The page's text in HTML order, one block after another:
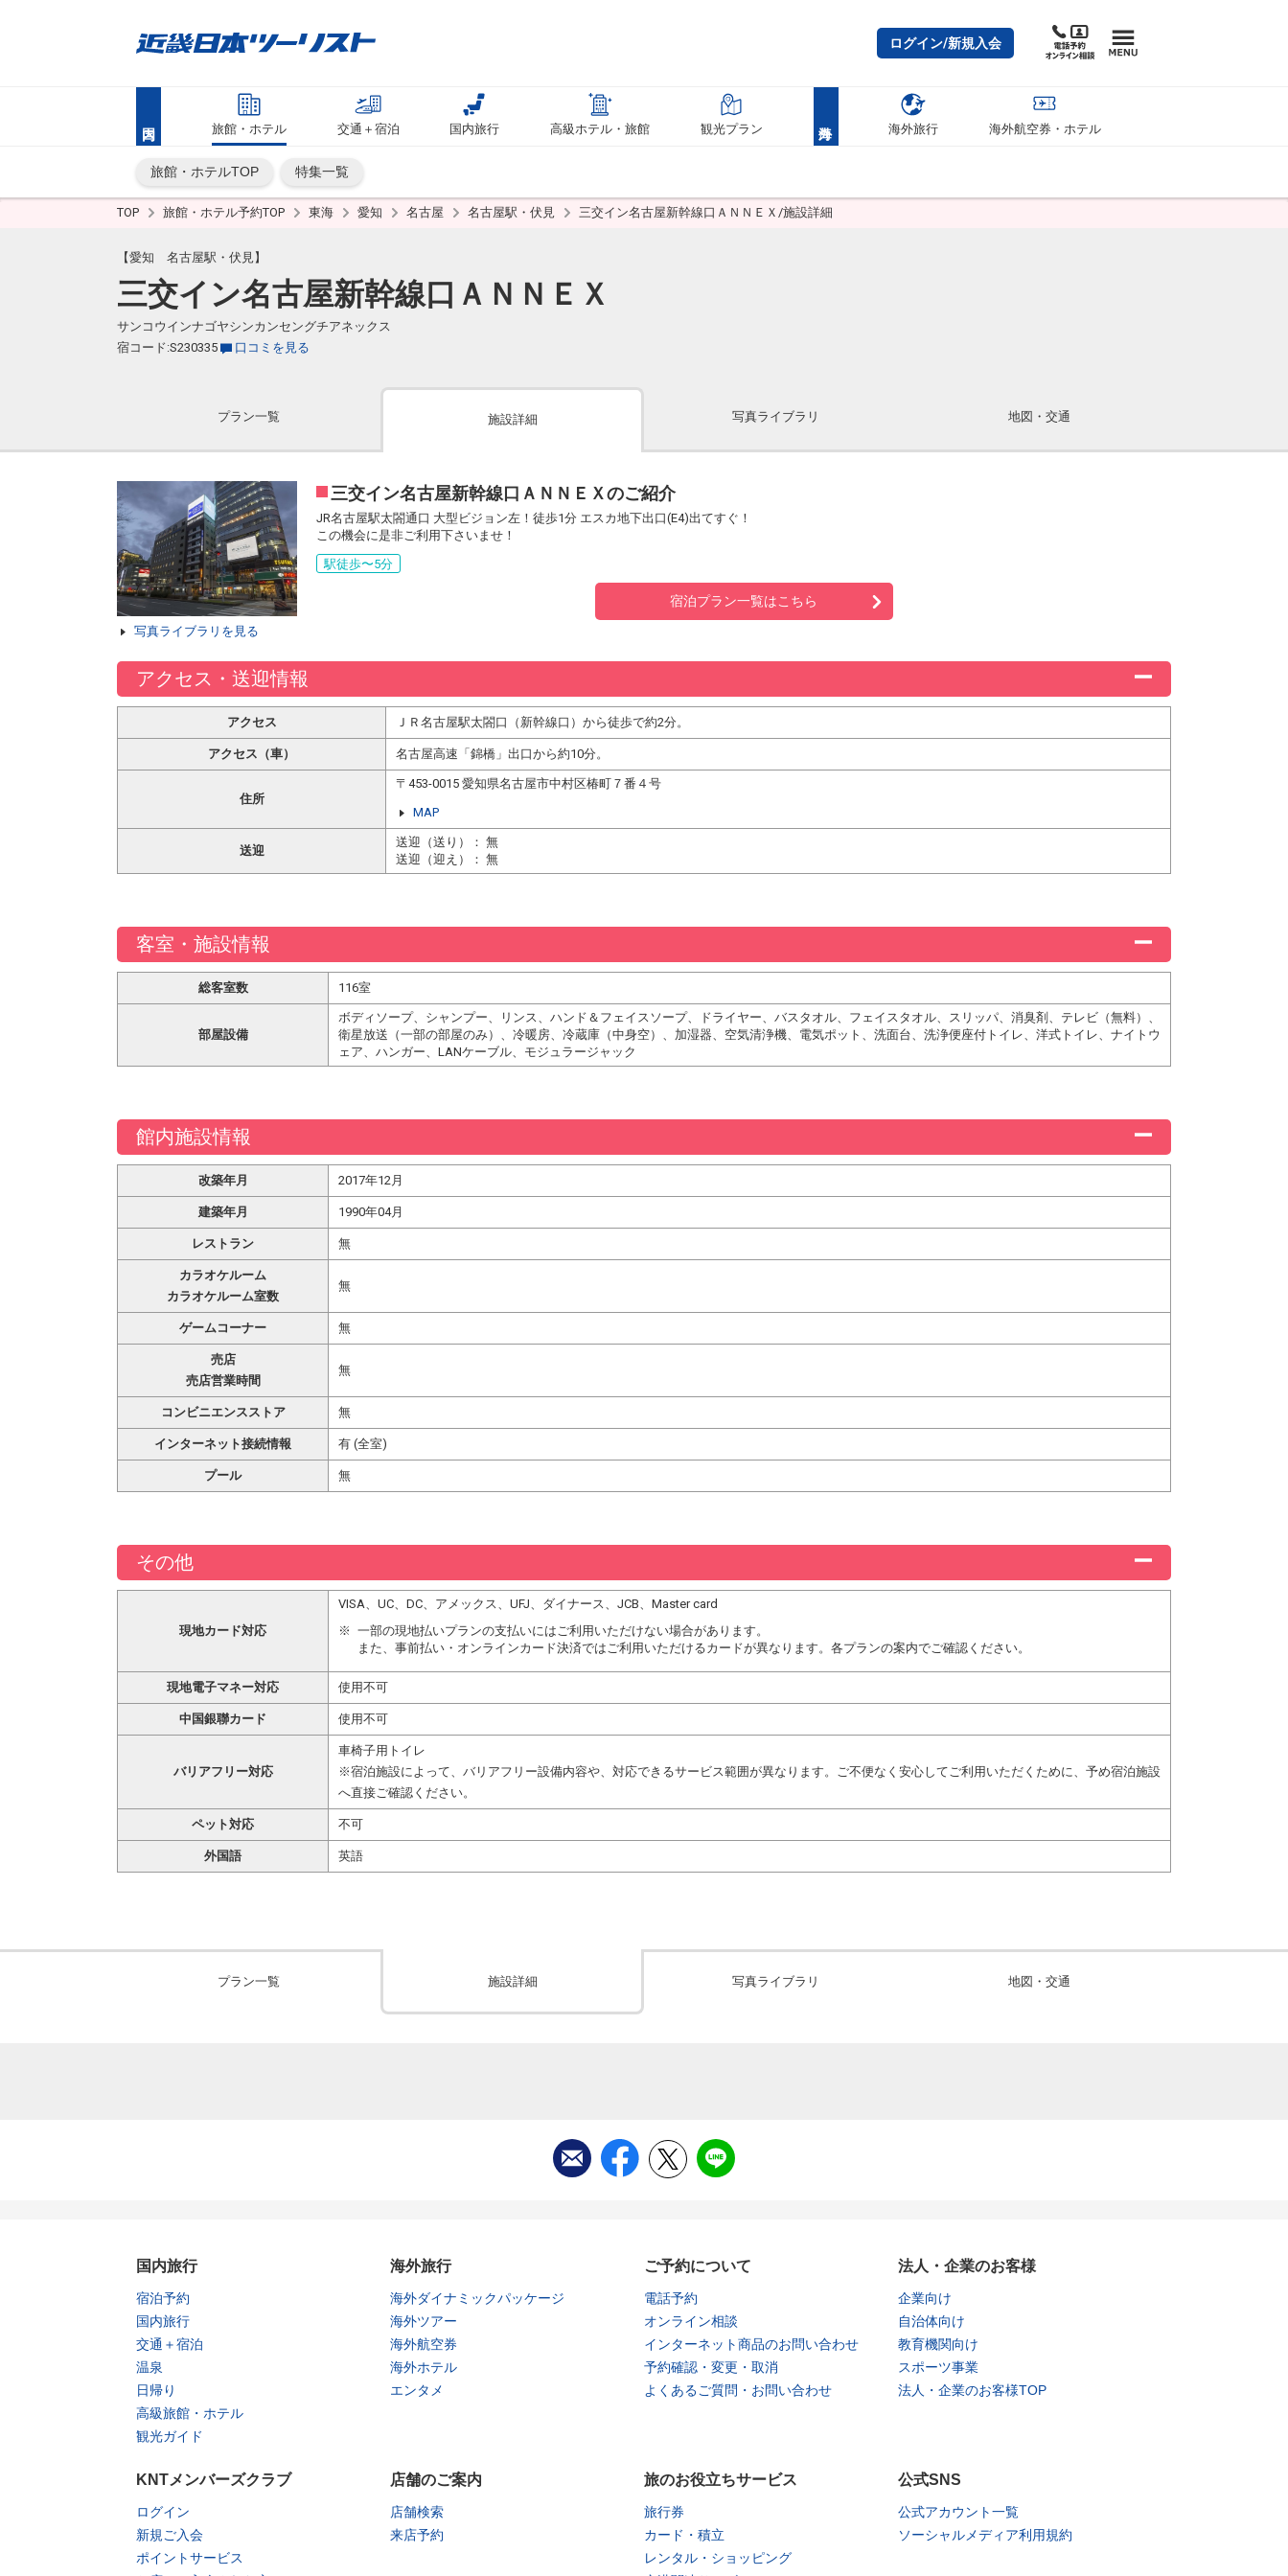
ログイン/新規入会
旅館・ホテル 交通＋宿泊 国内旅行 高級ホテル・旅館 観光プラン 海外旅行 海外航空券・ホテル
旅館・ホテルTOP 特集一覧
TOP 旅館・ホテル予約TOP 東海 愛知 名古屋 名古屋駅・伏見 三交イン名古屋新幹線口ＡＮＮＥＸ/施設詳細
【愛知 名古屋駅・伏見】
三交イン名古屋新幹線口ＡＮＮＥＸ
サンコウインナゴヤシンカンセングチアネックス
宿コード:S230335
口コミを見る
プラン一覧 施設詳細 写真ライブラリ 地図・交通
写真ライブラリを見る
三交イン名古屋新幹線口ＡＮＮＥＸのご紹介
JR名古屋駅太閤通口 大型ビジョン左！徒歩1分 エスカ地下出口(E4)出てすぐ！
この機会に是非ご利用下さいませ！
駅徒歩〜5分
宿泊プラン一覧はこちら
アクセス・送迎情報
アクセス ＪＲ名古屋駅太閤口（新幹線口）から徒歩で約2分。
アクセス（車） 名古屋高速「錦橋」出口から約10分。
住所
〒453-0015 愛知県名古屋市中村区椿町７番４号
MAP
送迎
送迎（送り）： 無
送迎（迎え）： 無
客室・施設情報
総客室数 116室
部屋設備
ボディソープ、シャンプー、リンス、ハンド＆フェイスソープ、ドライヤー、バスタオル、フェイスタオル、スリッパ、消臭剤、テレビ（無料）、
衛星放送（一部の部屋のみ）、冷暖房、冷蔵庫（中身空）、加湿器、空気清浄機、電気ポット、洗面台、洗浄便座付トイレ、洋式トイレ、ナイトウ
ェア、ハンガー、LANケーブル、モジュラージャック
館内施設情報
改築年月 2017年12月
建築年月 1990年04月
レストラン 無
カラオケルーム
カラオケルーム室数
無
ゲームコーナー 無
売店
売店営業時間
無
コンビニエンスストア 無
インターネット接続情報 有 (全室)
プール 無
その他
現地カード対応
VISA、UC、DC、アメックス、UFJ、ダイナース、JCB、Master card
一部の現地払いプランの支払いにはご利用いただけない場合があります。
また、事前払い・オンラインカード決済ではご利用いただけるカードが異なります。各プランの案内でご確認ください。
現地電子マネー対応 使用不可
中国銀聯カード 使用不可
バリアフリー対応
車椅子用トイレ
※宿泊施設によって、バリアフリー設備内容や、対応できるサービス範囲が異なります。ご不便なく安心してご利用いただくために、予め宿泊施設
へ直接ご確認ください。
ペット対応 不可
外国語 英語
プラン一覧 施設詳細 写真ライブラリ 地図・交通
国内旅行
宿泊予約
国内旅行
交通＋宿泊
温泉
日帰り
高級旅館・ホテル
観光ガイド
海外旅行
海外ダイナミックパッケージ
海外ツアー
海外航空券
海外ホテル
エンタメ
ご予約について
電話予約
オンライン相談
インターネット商品のお問い合わせ
予約確認・変更・取消
よくあるご質問・お問い合わせ
法人・企業のお客様
企業向け
自治体向け
教育機関向け
スポーツ事業
法人・企業のお客様TOP
KNTメンバーズクラブ
ログイン
新規ご入会
ポイントサービス
店舗のご案内
店舗検索
来店予約
旅のお役立ちサービス
旅行券
カード・積立
レンタル・ショッピング
公式SNS
公式アカウント一覧
ソーシャルメディア利用規約